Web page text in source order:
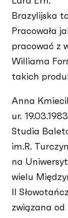
Brazylijska
Pracowała
pracować z
Williama
takich
Anna
ur.
Studia
im.R.
na
wielu
II
związana